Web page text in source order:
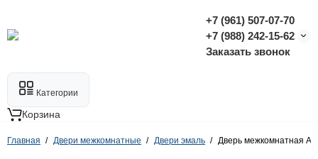
+7 (961) 507-07-70
+7 (988) 242-15-62
Заказать звонок
Категории
Корзина
Главная Двери межкомнатные Двери эмаль Дверь межкомнатная